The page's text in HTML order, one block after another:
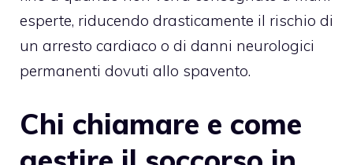
esperte, riducendo drasticamente il rischio di
un arresto cardiaco o di danni neurologici
permanenti dovuti allo spavento.
Chi chiamare e come